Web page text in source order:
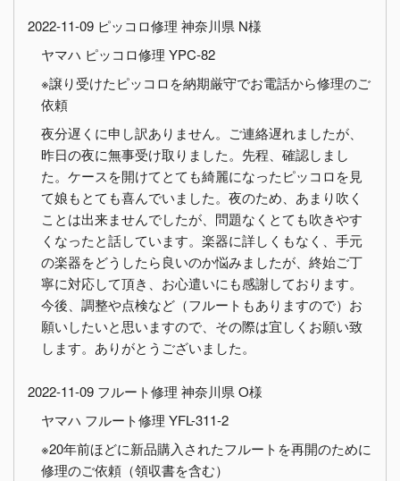
2022-11-09 ピッコロ修理 神奈川県 N様
ヤマハ ピッコロ修理 YPC-82
※譲り受けたピッコロを納期厳守でお電話から修理のご
依頼
夜分遅くに申し訳ありません。ご連絡遅れましたが、
昨日の夜に無事受け取りました。先程、確認しまし
た。ケースを開けてとても綺麗になったピッコロを見
て娘もとても喜んでいました。夜のため、あまり吹く
ことは出来ませんでしたが、問題なくとても吹きやす
くなったと話しています。楽器に詳しくもなく、手元
の楽器をどうしたら良いのか悩みましたが、終始ご丁
寧に対応して頂き、お心遣いにも感謝しております。
今後、調整や点検など（フルートもありますので）お
願いしたいと思いますので、その際は宜しくお願い致
します。ありがとうございました。
2022-11-09 フルート修理 神奈川県 O様
ヤマハ フルート修理 YFL-311-2
※20年前ほどに新品購入されたフルートを再開のために
修理のご依頼（領収書を含む）